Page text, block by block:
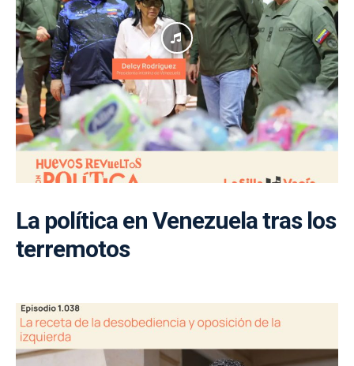
La política en Venezuela tras los
terremotos